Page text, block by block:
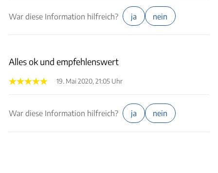
War diese Information hilfreich? ja nein
Alles ok und empfehlenswert
19. Mai 2020, 21:05 Uhr
War diese Information hilfreich? ja nein